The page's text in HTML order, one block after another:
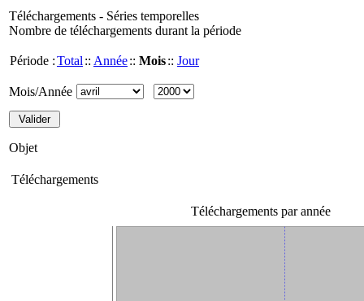
Téléchargements - Séries temporelles
Nombre de téléchargements durant la période
Période :Total :: Année:: Mois:: Jour
Mois/Année
Objet
Téléchargements
Téléchargements par année